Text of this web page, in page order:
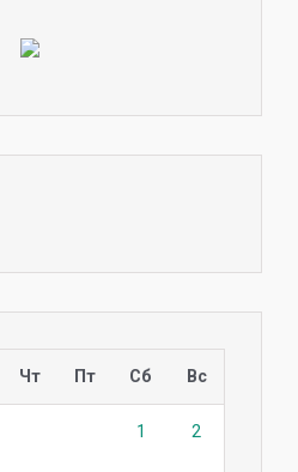
Чт Пт Сб Вс
1 2